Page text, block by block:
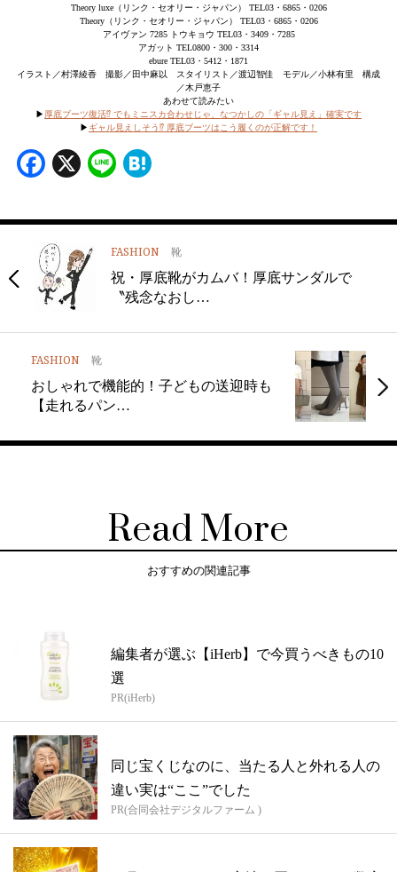
Theory luxe（リンク・セオリー・ジャパン） TEL03・6865・0206
Theory（リンク・セオリー・ジャパン） TEL03・6865・0206
アイヴァン 7285 トウキョウ TEL03・3409・7285
アガット TEL0800・300・3314
ebure TEL03・5412・1871
イラスト／村澤綾香 撮影／田中麻以 スタイリスト／渡辺智佳 モデル／小林有里 構成
／木戸恵子
あわせて読みたい
▶ 厚底ブーツ復活⁉ でもミニスカ合わせじゃ、なつかしの「ギャル見え」確実です
▶ ギャル見えしそう⁉ 厚底ブーツはこう履くのが正解です！
Facebook
X Line
FASHION 靴
祝・厚底靴がカムバ！厚底サンダルで
〝残念なおし…
FASHION 靴
おしゃれで機能的！子どもの送迎時も
【走れるパン…
Read More
おすすめの関連記事
編集者が選ぶ【iHerb】で今買うべきもの10
選
PR(iHerb)
同じ宝くじなのに、当たる人と外れる人の
違い実は“ここ”でした
PR(合同会社デジタルファーム )